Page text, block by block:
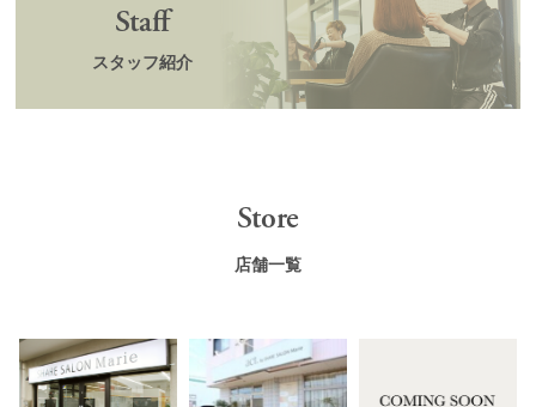
Staff
スタッフ紹介
Store
店舗一覧